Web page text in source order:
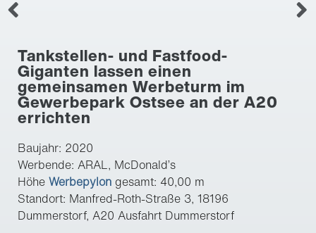
Tankstellen- und Fastfood-
Giganten lassen einen
gemeinsamen Werbeturm im
Gewerbepark Ostsee an der A20
errichten
Baujahr: 2020
Werbende: ARAL, McDonald’s
Höhe Werbepylon gesamt: 40,00 m
Standort: Manfred-Roth-Straße 3, 18196
Dummerstorf, A20 Ausfahrt Dummerstorf